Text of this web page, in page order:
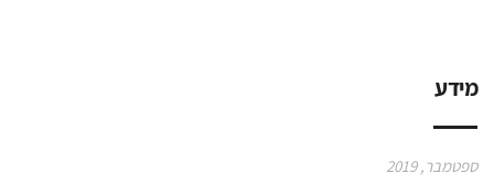
מידע
ספטמבר, 2019